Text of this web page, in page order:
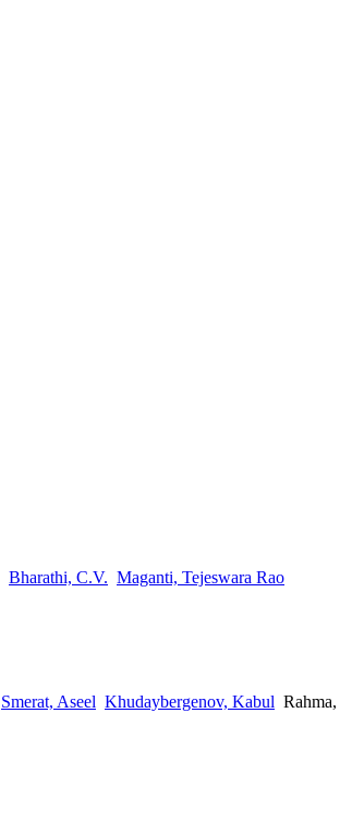
Bharathi, C.V. Maganti, Tejeswara Rao
Smerat, Aseel Khudaybergenov, Kabul Rahma,